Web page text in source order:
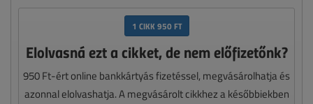
1 CIKK 950 FT
Elolvasná ezt a cikket, de nem előfizetőnk?
950 Ft-ért online bankkártyás fizetéssel, megvásárolhatja és
azonnal elolvashatja. A megvásárolt cikkhez a későbbiekben